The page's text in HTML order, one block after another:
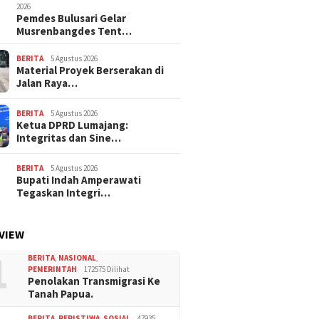
2026
Pemdes Bulusari Gelar
Musrenbangdes Tent…
BERITA 5 Agustus 2026
Material Proyek Berserakan di
Jalan Raya…
BERITA 5 Agustus 2026
Ketua DPRD Lumajang:
Integritas dan Sine…
BERITA 5 Agustus 2026
Bupati Indah Amperawati
Tegaskan Integri…
BERITA, NASIONAL,
PEMERINTAH
172575 Dilihat
Penolakan Transmigrasi Ke
Tanah Papua.